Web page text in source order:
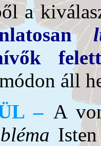
a
áll
– A